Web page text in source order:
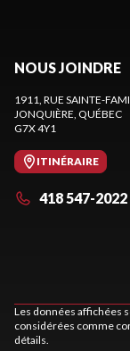
NOUS JOINDRE
1911, RUE SAINTE-
JONQUIÈRE, QUÉBEC
G7X 4Y1
ITINÉRAIRE
418 547-2022
Les données affichées
considérées comme
détails.